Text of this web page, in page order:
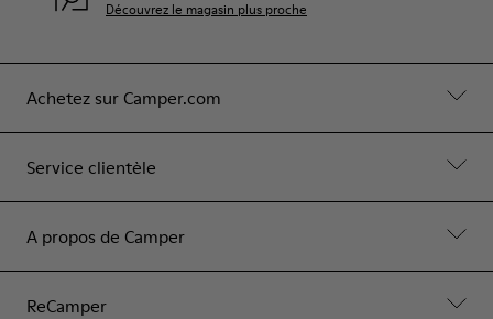
Achetez sur Camper.com
Service clientèle
A propos de Camper
ReCamper
Découvrez le magasin plus proche